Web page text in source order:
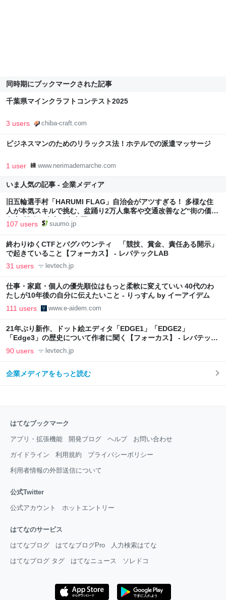
同時期にブックマークされた記事
千葉県マインクラフトコンテスト2025
3 users chiba-craft.com
ビジネスマンのためのリラックス法！ホテルでの派遣マッサージ
1 user www.nerimademarche.com
いま人気の記事 - 企業メディア
旧五輪選手村「HARUMI FLAG」自治会がアツすぎる！ 多様な住
人が本気スキルで挑む、盆踊り2万人集客や交通改善など“街の価値
向上”戦略 東京・中央区
107 users suumo.jp
終わりゆくCTFとバグバウンティ 「競技、賞金、責任ある開示」
で起きていること【フォーカス】 - レバテックLAB
31 users levtech.jp
仕事・家庭・個人の優先順位はもっと柔軟に変えていい 40代のわ
たしが10年後の自分に伝えたいこと - りっすん by イーアイデム
111 users www.e-aidem.com
21年ぶり新作、ドット絵エディタ「EDGE1」「EDGE2」
「Edge3」の歴史について作者に聞く【フォーカス】 - レバテック
LAB
90 users levtech.jp
企業メディアをもっと読む
はてなブックマーク
アプリ・拡張機能 開発ブログ ヘルプ お問い合わせ
ガイドライン 利用規約 プライバシーポリシー
利用者情報の外部送信について
公式Twitter
公式アカウント ホットエントリー
はてなのサービス
はてなブログ はてなブログPro 人力検索はてな
はてなブログ タグ はてなニュース ソレドコ